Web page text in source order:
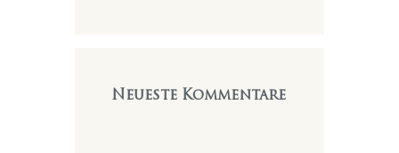
Neueste Kommentare